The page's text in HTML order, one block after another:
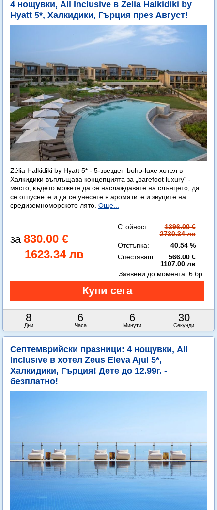
4 нощувки, All Inclusive в Zelia Halkidiki by
Hyatt 5*, Халкидики, Гърция през Август!
Zélia Halkidiki by Hyatt 5* - 5-звезден boho-luxe хотел в
Халкидики въплъщава концепцията за „barefoot luxury“ -
място, където можете да се наслаждавате на слънцето, да
се отпуснете и да се унесете в ароматите и звуците на
средиземноморското лято. Още...
830.00 €
1623.34 лв
Стойност:
1396.00 €
2730.34 лв
Отстъпка:
40.54 %
Спестяваш:
566.00 €
1107.00 лв
8
Дни
6
Часа
6
Минути
29
Секунди
Заявени до момента: 6 бр.
Септемврийски празници: 4 нощувки, All
Inclusive в хотел Zeus Eleva Ajul 5*,
Халкидики, Гърция! Дете до 12.99г. -
безплатно!